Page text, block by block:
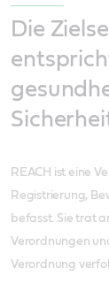
Die
REACH ist eine
Registrierung,
befasst. Sie trat
Verordnungen
Verordnung